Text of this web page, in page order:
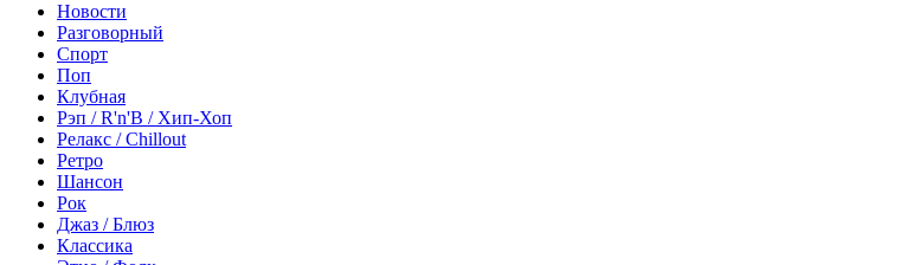
Новости
Разговорный
Спорт
Поп
Клубная
Рэп / R'n'B / Хип-Хоп
Релакс / Chillout
Ретро
Шансон
Рок
Джаз / Блюз
Классика